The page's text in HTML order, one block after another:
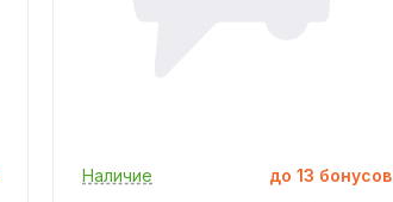
Наличие до 13 бонусов